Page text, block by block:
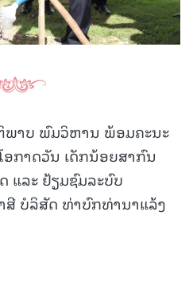
າບ ພົມວິຫານ ພ້ອມຄະນະ
ອກາດວັນ ເດັກນ້ອຍສາກົນ
ແລະ ຢ້ຽມຊົມລະບົບ
ບໍລິສັດ ທ່າບົກທ່ານາແລ້ງ